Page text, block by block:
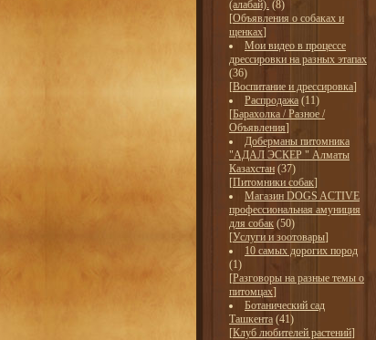
(алабай). (8)
[Объявления о собаках и
щенках]
Мои видео в процессе
дрессировки на разных этапах
(36)
[Воспитание и дрессировка]
Распродажа (11)
[Барахолка / Разное /
Объявления]
Доберманы питомника
"АДАЛ ЭСКЕР " Алматы
Казахстан (37)
[Питомники собак]
Магазин DOGS ACTIVE
профессиональная амуниция
для собак (50)
[Услуги и зоотовары]
10 самых дорогих пород
(1)
[Разговоры на разные темы о
питомцах]
Ботанический сад
Ташкента (41)
[Клуб любителей растений]